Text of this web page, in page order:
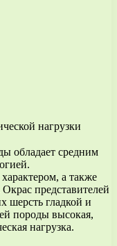
нагрузки
обладает средним
а также
представителей
шерсть гладкой и
породы высокая,
нагрузка.